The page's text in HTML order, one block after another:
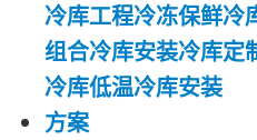
冷库工程冷冻保鲜冷
组合冷库安装冷库定
冷库低温冷库安装
方案